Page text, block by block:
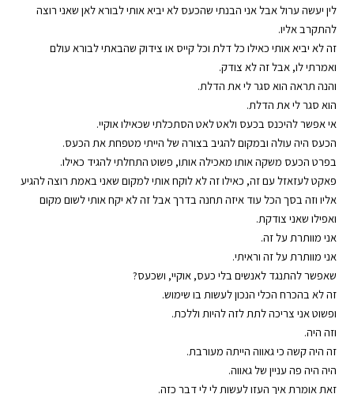
לין יעשה ערול אבל אני הבנתי שהכעס לא יביא אותי לבורא לאן שאני רוצה
להתקרב אליו.
זה לא יביא אותי כאילו כל דלת וכל קייס או צידוק שהבאתי לבורא עולם
ואמרתי לו, אבל זה לא צודק.
והנה תראה הוא סגר לי את הדלת.
הוא סגר לי את הדלת.
אי אפשר להיכנס בכעס ולאט לאט הסתכלתי שכאילו אוקיי.
הכעס היה עולה ובמקום להגיב בצורה של הייתי מטפחת את הכעס.
בפרט הכעס משקה אותו מאכילה אותו, פשוט התחלתי להגיד כאילו.
פאקט לעזאזל עם זה, כאילו זה לא לוקח אותי למקום שאני באמת רוצה להגיע
אליו וזה בסך הכל עוד איזה תחנה בדרך אבל זה לא יקח אותי לשום מקום
ואפילו שאני צודקת.
אני מוותרת על זה.
אני מוותרת על זה וראיתי.
שאפשר להתנגד לאנשים בלי כעס, אוקיי, ושכעס?
זה לא בהכרח הכלי הנכון לעשות בו שימוש.
ופשוט אני צריכה לתת לזה להיות וללכת.
וזה היה.
זה היה קשה כי גאווה הייתה מעורבת.
היה היה פה עניין של גאווה.
זאת אומרת איך העזו לעשות לי לי דבר כזה.